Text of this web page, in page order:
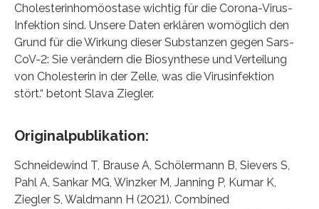
Cholesterinhomöostase wichtig für die Corona-Virus-
Infektion sind. Unsere Daten erklären womöglich den
Grund für die Wirkung dieser Substanzen gegen Sars-
CoV-2: Sie verändern die Biosynthese und Verteilung
von Cholesterin in der Zelle, was die Virusinfektion
stört.“ betont Slava Ziegler.
Originalpublikation:
Schneidewind T, Brause A, Schölermann B, Sievers S,
Pahl A, Sankar MG, Winzker M, Janning P, Kumar K,
Ziegler S, Waldmann H (2021). Combined